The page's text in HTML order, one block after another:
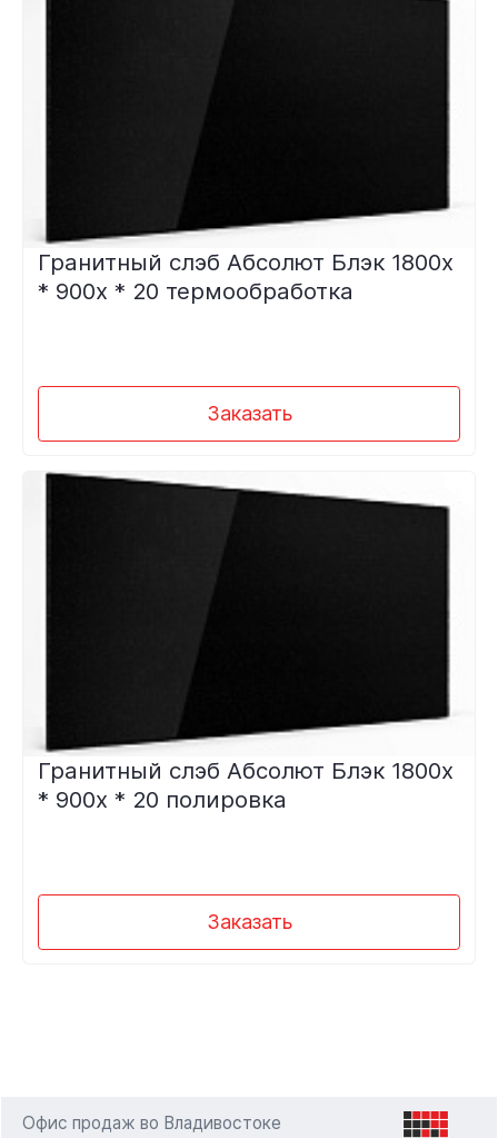
Гранитный слэб Абсолют Блэк 1800х
* 900х * 20 термообработка
Заказать
Гранитный слэб Абсолют Блэк 1800х
* 900х * 20 полировка
Заказать
Офис продаж во Владивостоке